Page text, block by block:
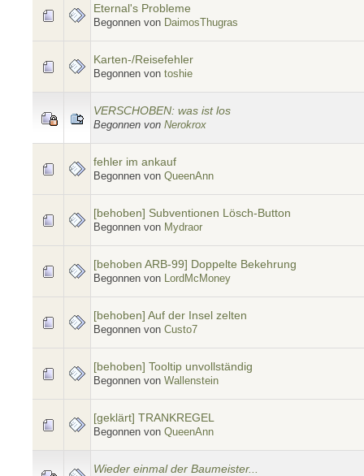
Eternal's Probleme
Begonnen von DaimosThugras
Karten-/Reisefehler
Begonnen von toshie
VERSCHOBEN: was ist los
Begonnen von Nerokrox
fehler im ankauf
Begonnen von QueenAnn
[behoben] Subventionen Lösch-Button
Begonnen von Mydraor
[behoben ARB-99] Doppelte Bekehrung
Begonnen von LordMcMoney
[behoben] Auf der Insel zelten
Begonnen von Custo7
[behoben] Tooltip unvollständig
Begonnen von Wallenstein
[geklärt] TRANKREGEL
Begonnen von QueenAnn
Wieder einmal der Baumeister...